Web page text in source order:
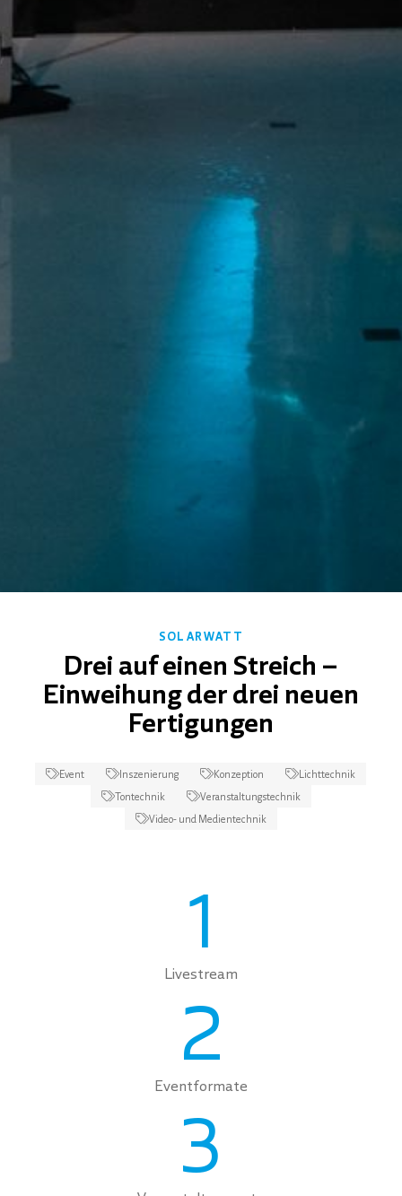
SOLARWATT
Drei auf einen Streich –
Einweihung der drei neuen
Fertigungen
Event Inszenierung Konzeption
Lichttechnik
Tontechnik
Veranstaltungstechnik
Video- und Medientechnik
1
Livestream
2
Eventformate
3